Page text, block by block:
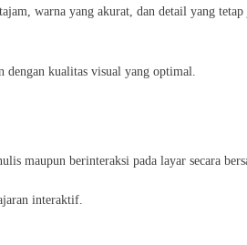
warna yang akurat, dan detail yang tetap
kualitas visual yang optimal.
maupun berinteraksi pada layar secara
interaktif.